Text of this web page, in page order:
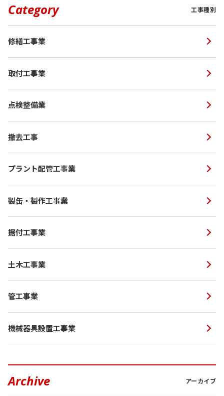
Category 工事種別
修繕工事業
取付工事業
点検整備業
撤去工事
プラント配管工事業
製缶・製作工事業
据付工事業
土木工事業
管工事業
機械器具設置工事業
Archive アーカイブ